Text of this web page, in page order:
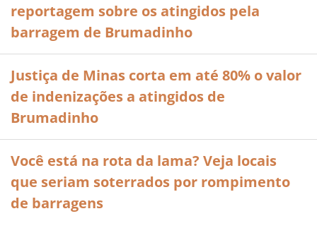
reportagem sobre os atingidos pela
barragem de Brumadinho
Justiça de Minas corta em até 80% o valor
de indenizações a atingidos de
Brumadinho
Você está na rota da lama? Veja locais
que seriam soterrados por rompimento
de barragens